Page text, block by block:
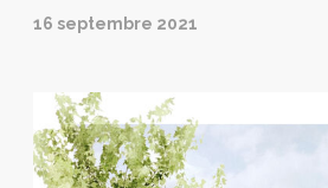
16 septembre 2021